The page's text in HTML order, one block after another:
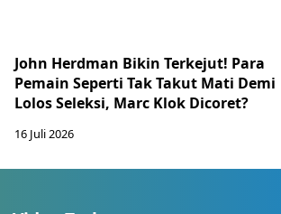
John Herdman Bikin Terkejut! Para
Pemain Seperti Tak Takut Mati Demi
Lolos Seleksi, Marc Klok Dicoret?
16 Juli 2026